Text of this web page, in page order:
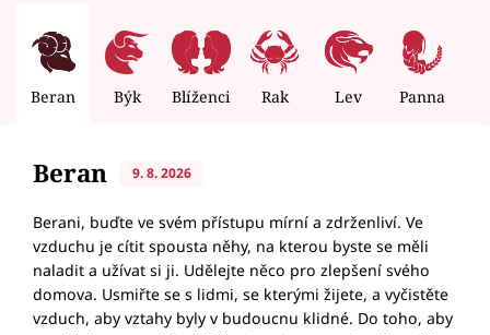
Beran Býk Blíženci Rak Lev Panna
Beran 9. 8. 2026
Berani, buďte ve svém přístupu mírní a zdrženliví. Ve
vzduchu je cítit spousta něhy, na kterou byste se měli
naladit a užívat si ji. Udělejte něco pro zlepšení svého
domova. Usmiřte se s lidmi, se kterými žijete, a vyčistěte
vzduch, aby vztahy byly v budoucnu klidné. Do toho, aby